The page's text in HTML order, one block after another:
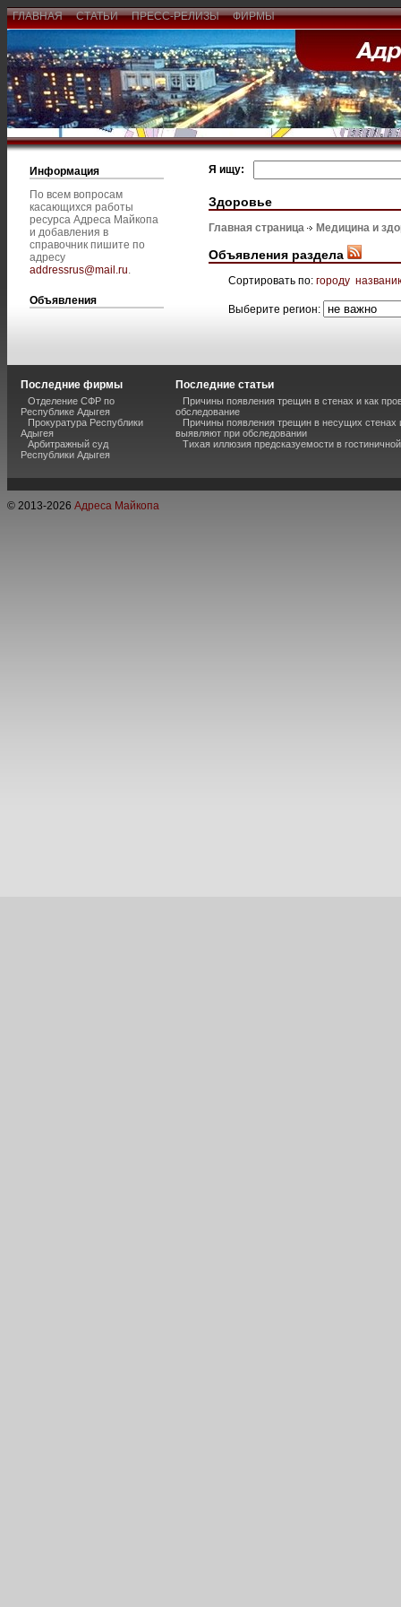
ГЛАВНАЯ СТАТЬИ ПРЕСС-РЕЛИЗЫ ФИРМЫ
Информация
По всем вопросам
касающихся работы
ресурса Адреса Майкопа
и добавления в
справочник пишите по
адресу
addressrus@mail.ru.
Объявления
Я ищу:
Здоровье
Главная страница Медицина и
Объявления раздела
Сортировать по: городу
Выберите регион:
Последние фирмы
Отделение СФР по
Республике Адыгея
Прокуратура Республики
Адыгея
Арбитражный суд
Республики Адыгея
Последние статьи
Причины появления трещин в стенах и как
обследование
Причины появления трещин в несущих стенах
выявляют при обследовании
Тихая иллюзия предсказуемости в
© 2013-2026 Адреса Майкопа